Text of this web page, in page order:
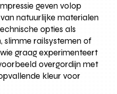
geven volop
natuurlijke materialen
opties als
slimme railsystemen of
graag experimenteert
overgordijn met
kleur voor